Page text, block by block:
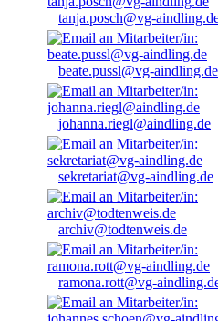
tanja.posch@vg-
beate.pussl@vg-aindling.de
johanna.riegl@aindling.de
sekretariat@vg-aindling.de
archiv@todtenweis.de
ramona.rott@vg-